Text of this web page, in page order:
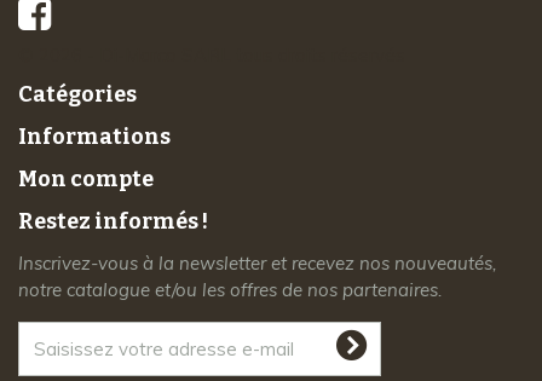
Catégories
Informations
Mon compte
Restez informés !
Inscrivez-vous à la newsletter et recevez nos nouveautés,
notre catalogue et/ou les offres de nos partenaires.